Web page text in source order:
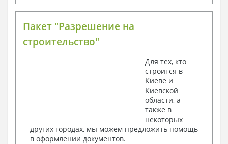
Пакет "Разрешение на
строительство"
Для тех, кто
строится в
Киеве и
Киевской
области, а
также в
некоторых
других городах, мы можем предложить помощь
в оформлении документов.